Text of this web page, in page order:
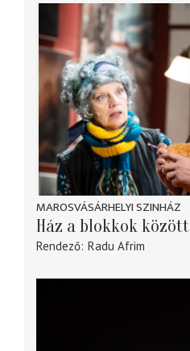
MAROSVÁSÁRHELYI SZINHÁZ
Ház a blokkok között
Rendező Radu Afrim